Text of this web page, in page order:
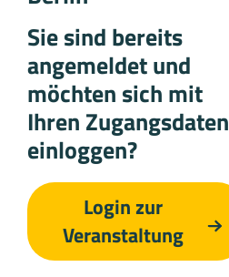
Sie sind bereits
angemeldet und
möchten sich mit
Ihren Zugangsdaten
einloggen?
Login zur
Veranstaltung